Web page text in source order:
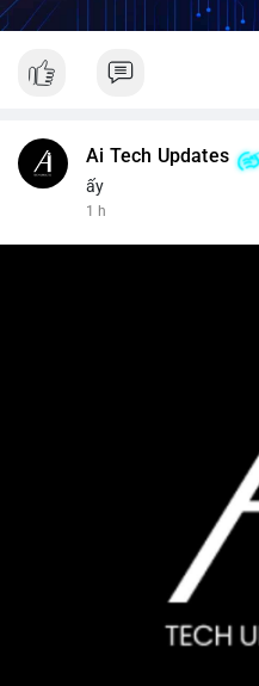
Ai Tech Updates
ấy
1 h